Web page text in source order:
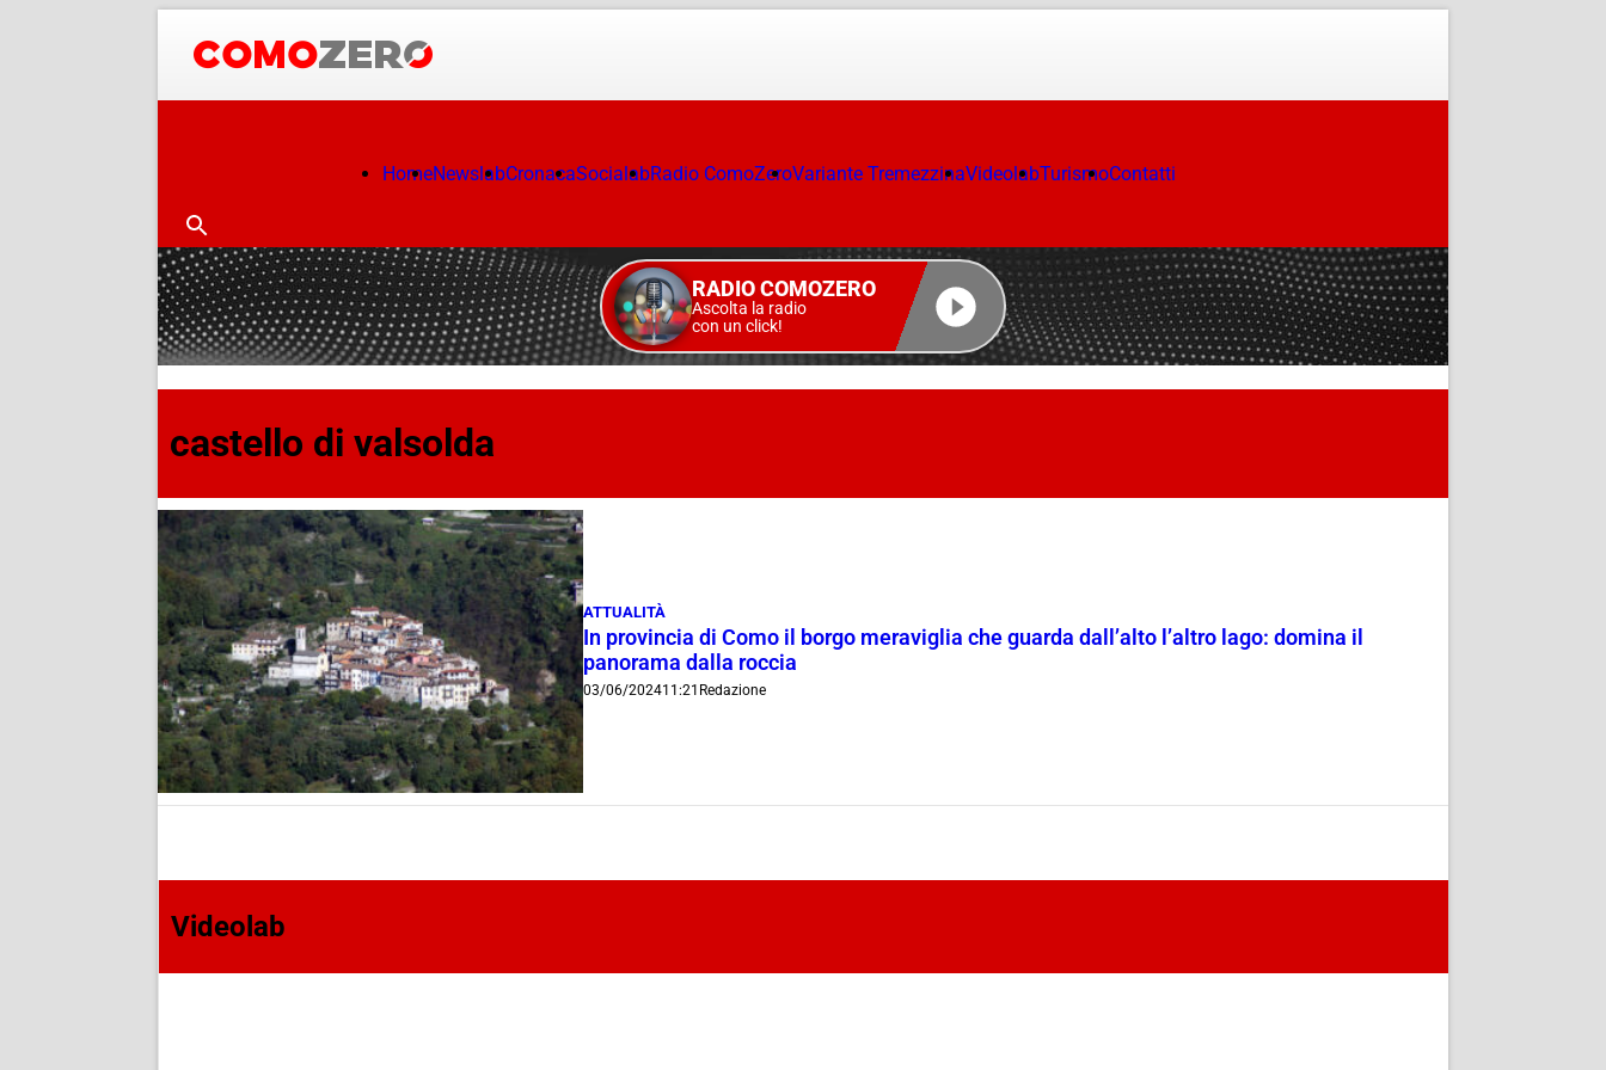
HomeNewslabCronacaSocialabRadio ComoZeroVariante TremezzinaVideolabTurismoContatti
RADIO COMOZERO
Ascolta la radio
con un click!
castello di valsolda
ATTUALITÀ
In provincia di Como il borgo meraviglia che guarda dall’alto l’altro lago: domina il
panorama dalla roccia
03/06/202411:21 Redazione
Videolab